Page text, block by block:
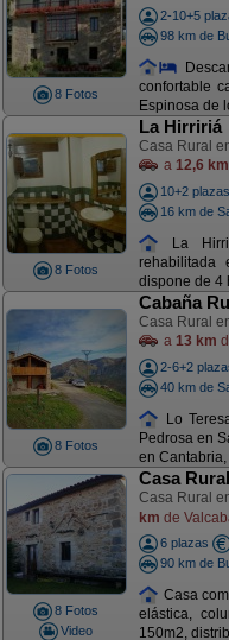
8 Fotos
2-10+5
98 km de
confortable
Espinosa de
8 Fotos
La Hirririá
Casa Rural
a 12,6 km
10+2 plazas
16 km de
La
dispone de 4
8 Fotos
Cabaña
Casa Rural
a 13 km
2-6+2
40 km de
Lo
Pedrosa en
en
8 Fotos
Video
Casa
Casa Rural
km de
6 plazas
90 km de
Casa
elástica,
150m2,